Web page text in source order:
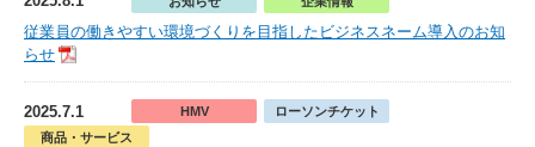
従業員の働きやすい環境づくりを目指したビジネスネーム導入のお知
らせ
2025.7.1 HMV
ローソンチケット
商品・サービス